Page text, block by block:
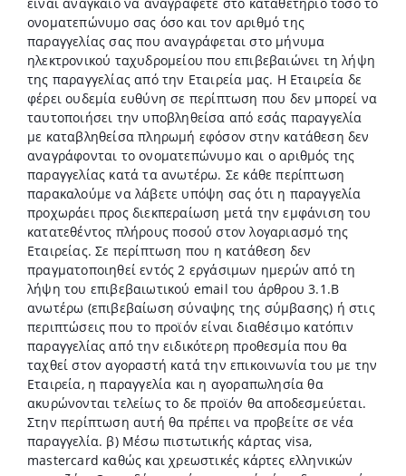
ονοματεπώνυμο σας όσο και τον αριθμό της
παραγγελίας σας που αναγράφεται στο μήνυμα
ηλεκτρονικού ταχυδρομείου που επιβεβαιώνει τη λήψη
της παραγγελίας από την Εταιρεία μας. Η Εταιρεία δε
φέρει ουδεμία ευθύνη σε περίπτωση που δεν μπορεί να
ταυτοποιήσει την υποβληθείσα από εσάς παραγγελία
με καταβληθείσα πληρωμή εφόσον στην κατάθεση δεν
αναγράφονται το ονοματεπώνυμο και ο αριθμός της
παραγγελίας κατά τα ανωτέρω. Σε κάθε περίπτωση
παρακαλούμε να λάβετε υπόψη σας ότι η παραγγελία
προχωράει προς διεκπεραίωση μετά την εμφάνιση του
κατατεθέντος πλήρους ποσού στον λογαριασμό της
Εταιρείας. Σε περίπτωση που η κατάθεση δεν
πραγματοποιηθεί εντός 2 εργάσιμων ημερών από τη
λήψη του επιβεβαιωτικού email του άρθρου 3.1.B
ανωτέρω (επιβεβαίωση σύναψης της σύμβασης) ή στις
περιπτώσεις που το προϊόν είναι διαθέσιμο κατόπιν
παραγγελίας από την ειδικότερη προθεσμία που θα
ταχθεί στον αγοραστή κατά την επικοινωνία του με την
Εταιρεία, η παραγγελία και η αγοραπωλησία θα
ακυρώνονται τελείως το δε προϊόν θα αποδεσμεύεται.
Στην περίπτωση αυτή θα πρέπει να προβείτε σε νέα
παραγγελία. β) Μέσω πιστωτικής κάρτας visa,
mastercard καθώς και χρεωστικές κάρτες ελληνικών